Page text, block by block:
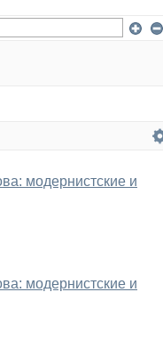
модернистские и
модернистские и